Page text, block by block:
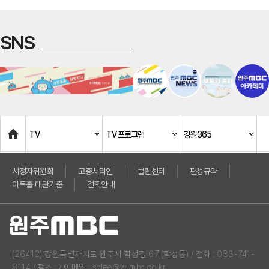
비
사
이
-
태
험
비
교
사
이
트
태
SNS
Home
TV TV 프로그램 강원365
시청자위원회 고충처리인 클린센터
편성규약
아트홀 대관기준
견학안내
(26412) 강원특별자치도 원주시 학성길 67 (학성동) / 전화 : 033-741-